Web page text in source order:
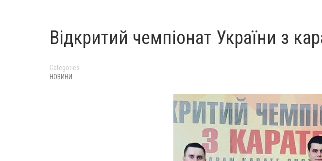
Відкритий чемпіонат України з
Categories
НОВИНИ